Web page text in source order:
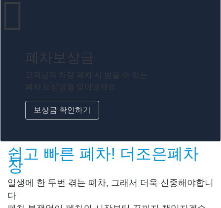
폐차보상금
고객님의 차량 폐차 시 받을 수 있는
폐차 보상금을 알아보세요
보상금 확인하기
쉽고 빠른 폐차! 더조은폐차
장
일생에 한 두번 겪는 폐차, 그래서 더욱 신중해야합니
다